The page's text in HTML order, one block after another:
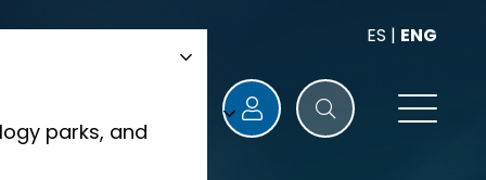
ES | ENG
parks, and